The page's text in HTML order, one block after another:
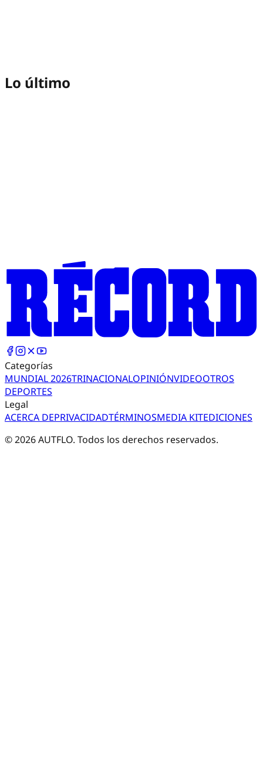
Lo último
Categorías
MUNDIAL 2026TRINACIONALOPINIÓNVIDEOOTROS
DEPORTES
Legal
ACERCA DEPRIVACIDADTÉRMINOSMEDIA KITEDICIONES
©2026AUTFLO. Todos los derechos reservados.